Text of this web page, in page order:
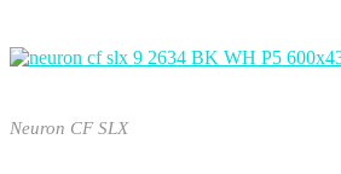
Neuron CF SLX